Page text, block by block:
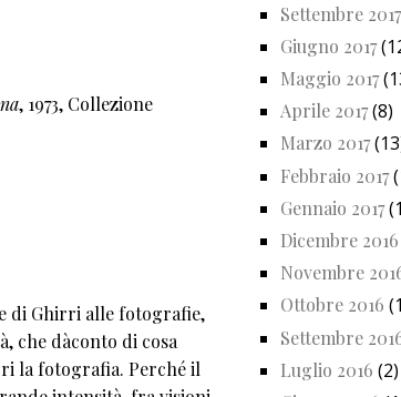
, 1973, Collezione
di Ghirri alle fotografie,
che dàconto di cosa
la fotografia. Perché il
Settembre 2017
Giugno 2017
Maggio 2017
Aprile 2017(8)
Marzo 2017
Febbraio 2017
Gennaio 2017
Dicembre 2016
Novembre
Ottobre 2016
Settembre
Luglio 2016 (2)